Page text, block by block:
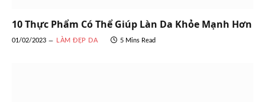
10 Thực Phẩm Có Thể Giúp Làn Da Khỏe Mạnh Hơn
01/02/2023 LÀM ĐẸP DA 5 Mins Read